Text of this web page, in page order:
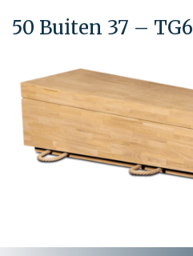
50 Buiten 37 –